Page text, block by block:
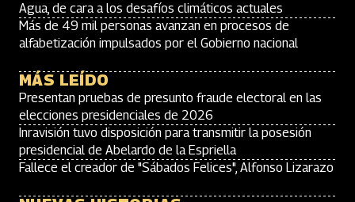
Agua, de cara a los desafíos climáticos actuales
Más de 49 mil personas avanzan en procesos de
alfabetización impulsados por el Gobierno nacional
MÁS LEÍDO
Presentan pruebas de presunto fraude electoral en las
elecciones presidenciales de 2026
Inravisión tuvo disposición para transmitir la posesión
presidencial de Abelardo de la Espriella
Fallece el creador de "Sábados Felices", Alfonso Lizarazo